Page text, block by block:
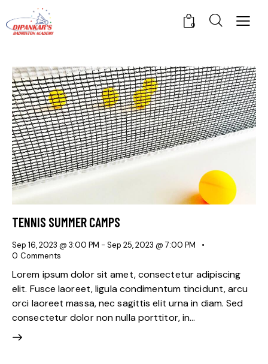
0
TENNIS SUMMER CAMPS
Sep 16, 2023 @ 3:00 PM - Sep 25, 2023 @ 7:00 PM
0 Comments
Lorem ipsum dolor sit amet, consectetur adipiscing
elit. Fusce laoreet, ligula condimentum tincidunt, arcu
orci laoreet massa, nec sagittis elit urna in diam. Sed
consectetur dolor non nulla porttitor, in…